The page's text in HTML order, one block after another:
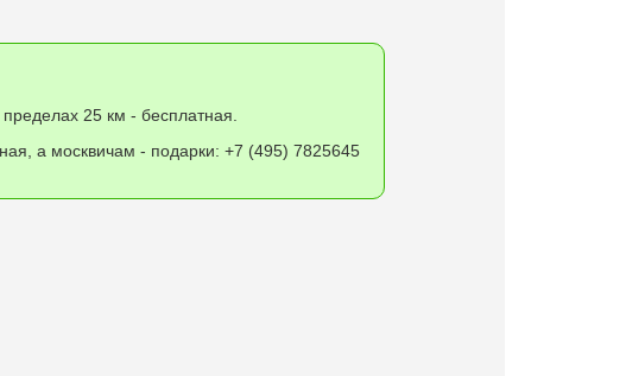
25 км - бесплатная.
а москвичам - подарки: +7 (495) 7825645